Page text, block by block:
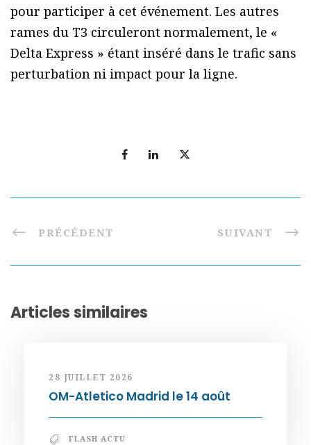
pour participer à cet événement. Les autres
rames du T3 circuleront normalement, le «
Delta Express » étant inséré dans le trafic sans
perturbation ni impact pour la ligne.
PRÉCÉDENT SUIVANT
Articles similaires
28 JUILLET 2026
OM-Atletico Madrid le 14 août
FLASH ACTU